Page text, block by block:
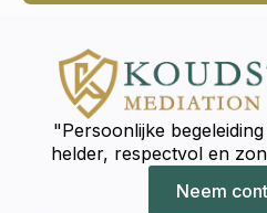
"Persoonlijke
helder, respectvol en
Neem